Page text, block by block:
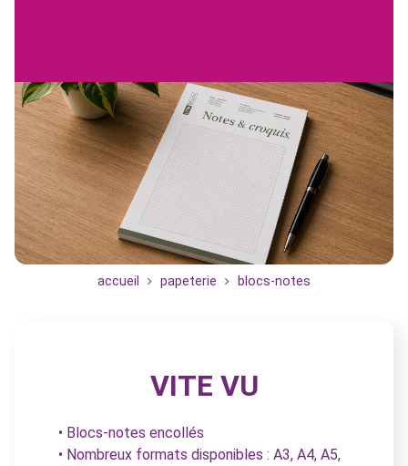
accueil papeterie blocs-notes
VITE VU
• Blocs-notes encollés
• Nombreux formats disponibles : A3, A4, A5,